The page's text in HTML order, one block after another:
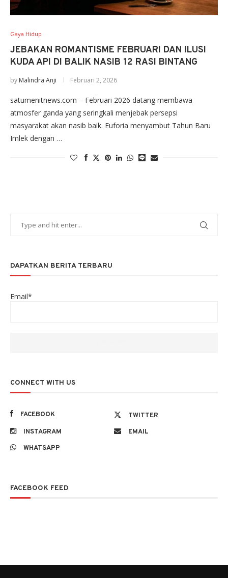
Gaya Hidup
JEBAKAN ROMANTISME FEBRUARI DAN ILUSI
KUDA API DI BALIK NASIB 12 RASI BINTANG
by Malindra Anji Februari 2, 2026
satumenitnews.com – Februari 2026 datang membawa
atmosfer ganda yang seringkali menjebak persepsi
masyarakat akan nasib baik. Euforia menyambut Tahun Baru
Imlek dengan …
DAPATKAN BERITA TERBARU
Email*
CONNECT WITH US
FACEBOOK
TWITTER
INSTAGRAM
EMAIL
WHATSAPP
FACEBOOK FEED